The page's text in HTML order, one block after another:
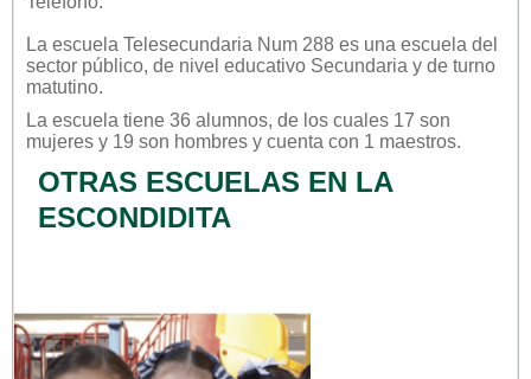
La escuela Telesecundaria Num 288 es una escuela del
sector público, de nivel educativo Secundaria y de turno
matutino.
La escuela tiene 36 alumnos, de los cuales 17 son
mujeres y 19 son hombres y cuenta con 1 maestros.
OTRAS ESCUELAS EN LA
ESCONDIDITA